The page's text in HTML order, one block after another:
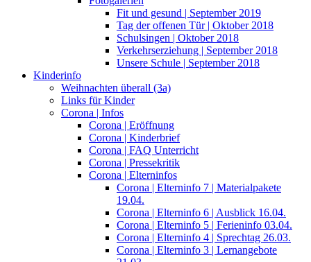
Fit und gesund | September 2019
Tag der offenen Tür | Oktober 2018
Schulsingen | Oktober 2018
Verkehrserziehung | September 2018
Unsere Schule | September 2018
Kinderinfo
Weihnachten überall (3a)
Links für Kinder
Corona | Infos
Corona | Eröffnung
Corona | Kinderbrief
Corona | FAQ Unterricht
Corona | Pressekritik
Corona | Elterninfos
Corona | Elterninfo 7 | Materialpakete
19.04.
Corona | Elterninfo 6 | Ausblick 16.04.
Corona | Elterninfo 5 | Ferieninfo 03.04.
Corona | Elterninfo 4 | Sprechtag 26.03.
Corona | Elterninfo 3 | Lernangebote